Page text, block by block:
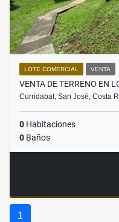
LOTE COMERCIAL VENTA
VENTA DE TERRENO EN
Curridabat, San José, Costa
0 Habitaciones
0 Baños
1